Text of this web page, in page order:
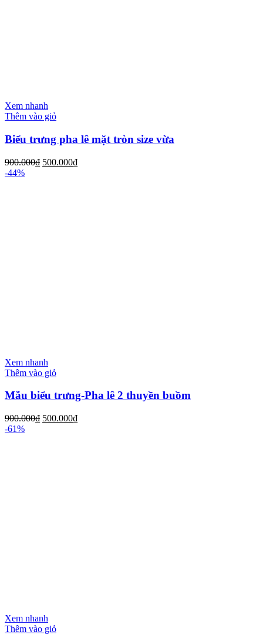
Xem nhanh
Thêm vào giỏ
Biểu trưng pha lê mặt tròn size vừa
900.000₫ 500.000₫
-44%
Xem nhanh
Thêm vào giỏ
Mẫu biểu trưng-Pha lê 2 thuyền buồm
900.000₫ 500.000₫
-61%
Xem nhanh
Thêm vào giỏ